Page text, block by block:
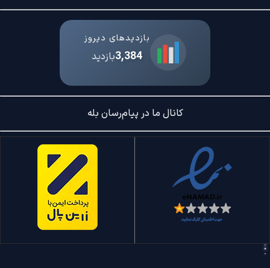
بازدیدهای دیروز
3,384بازدید
کانال ما در پیام‌رسان بله